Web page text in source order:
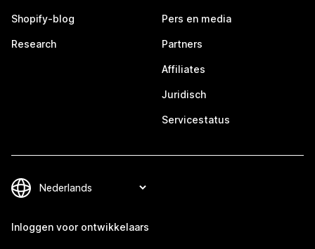
Shopify-blog
Research
Pers en media
Partners
Affiliates
Juridisch
Servicestatus
Inloggen voor ontwikkelaars